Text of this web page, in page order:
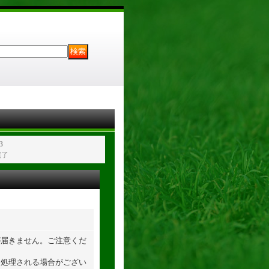
きません。ご注意くだ
理される場合がござい